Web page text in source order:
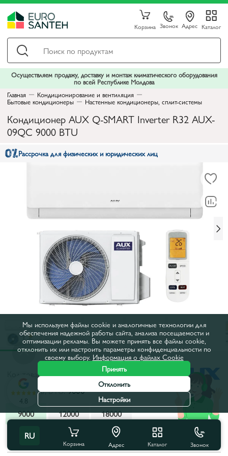
Корзина Звонок Адрес Каталог
Осуществляем продажу, доставку и монтаж климатического оборудования
по всей Республике Молдова
Главная
Кондиционирование и вентиляция
Бытовые кондиционеры Настенные кондиционеры, сплит-системы
Кондиционер AUX Q-SMART Inverter R32 AUX-
09QC 9000 BTU
Рассрочка для физических и юридических лиц
Код товара:28190
Мощность, BTU:9000
9000
12000
18000
Все характеристики
С этим товаром покупают
RU
Корзина Адрес Каталог Звонок
4.8
Мы используем файлы cookie и аналогичные технологии для
обеспечения надежной работы сайта, анализа посещаемости и
оптимизации рекламы. Вы можете принять все файлы cookie,
отклонить их или настроить параметры конфиденциальности по
своему выбору. Информация о файлах Cookie
Принять
Отклонить
Настройки